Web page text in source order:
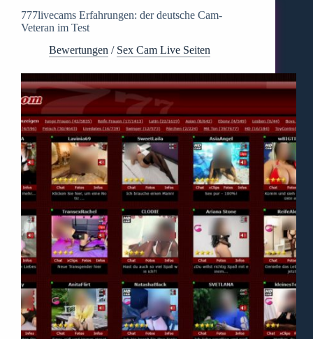
777livecams Erfahrungen: der deutsche Cam-
Veteran im Test
Bewertungen / Sex Cam Live Seiten